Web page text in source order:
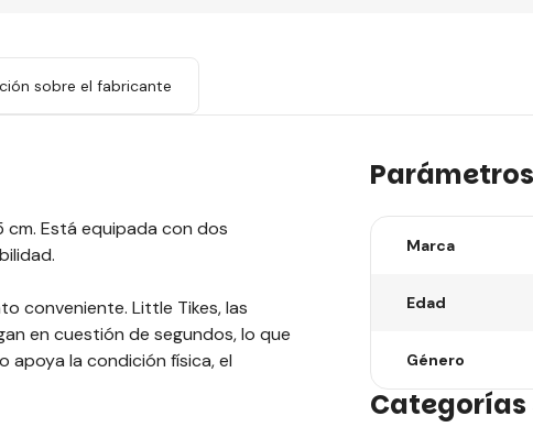
sobre el fabricante
Está equipada con dos
conveniente. Little Tikes, las
en cuestión de segundos, lo que
apoya la condición física, el
Parámetros
Marca
Edad
Género